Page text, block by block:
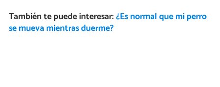
También te puede interesar:¿Es normal que mi perro
se mueva mientras duerme?